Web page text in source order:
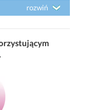
rozwiń